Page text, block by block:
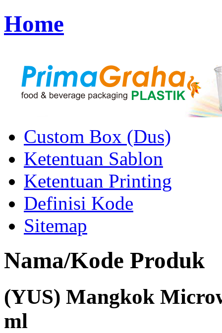
Home
Custom Box (Dus)
Ketentuan Sablon
Ketentuan Printing
Definisi Kode
Sitemap
Nama/Kode Produk
(YUS) Mangkok
ml